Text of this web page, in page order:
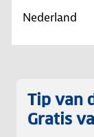
Nederland
Tip van
Gratis